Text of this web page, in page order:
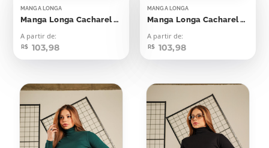
MANGA LONGA
Manga Longa Cacharel Canelada Marrom Malte
A partir de:
R$ 103,98
MANGA LONGA
Manga Longa Cacharel Canelada Stone Green
A partir de:
R$ 103,98